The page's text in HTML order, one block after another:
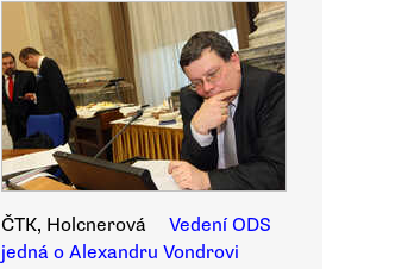
ČTK, Holcnerová
Vedení ODS
jedná o Alexandru Vondrovi